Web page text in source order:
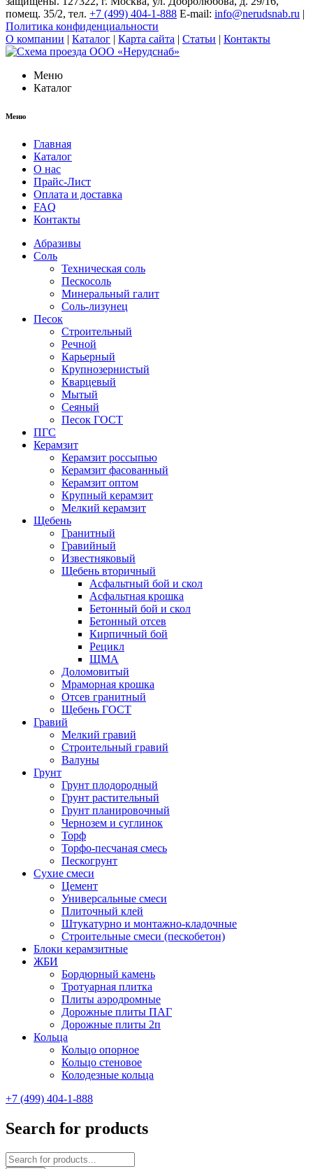
помещ. 35/2, тел. +7 (499) 404-1-888 E-mail: info@nerudsnab.ru |
Политика конфиденциальности
О компании | Каталог | Карта сайта | Статьи | Контакты
Меню
Каталог
Меню
Главная
Каталог
О нас
Прайс-Лист
Оплата и доставка
FAQ
Контакты
Абразивы
Соль
Техническая соль
Пескосоль
Минеральный галит
Соль-лизунец
Песок
Строительный
Речной
Карьерный
Крупнозернистый
Кварцевый
Мытый
Сеяный
Песок ГОСТ
ПГС
Керамзит
Керамзит россыпью
Керамзит фасованный
Керамзит оптом
Крупный керамзит
Мелкий керамзит
Щебень
Гранитный
Гравийный
Известняковый
Щебень вторичный
Асфальтный бой и скол
Асфальтная крошка
Бетонный бой и скол
Бетонный отсев
Кирпичный бой
Рецикл
ЩМА
Доломовитый
Мраморная крошка
Отсев гранитный
Щебень ГОСТ
Гравий
Мелкий гравий
Строительный гравий
Валуны
Грунт
Грунт плодородный
Грунт растительный
Грунт планировочный
Чернозем и суглинок
Торф
Торфо-песчаная смесь
Пескогрунт
Сухие смеси
Цемент
Универсальные смеси
Плиточный клей
Штукатурно и монтажно-кладочные
Строительные смеси (пескобетон)
Блоки керамзитные
ЖБИ
Бордюрный камень
Тротуарная плитка
Плиты аэродромные
Дорожные плиты ПАГ
Дорожные плиты 2п
Кольца
Кольцо опорное
Кольцо стеновое
Колодезные кольца
+7 (499) 404-1-888
Search for products